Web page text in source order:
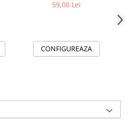
cu Cifră Aniversară |
59,00 Lei
CONFIGUREAZA